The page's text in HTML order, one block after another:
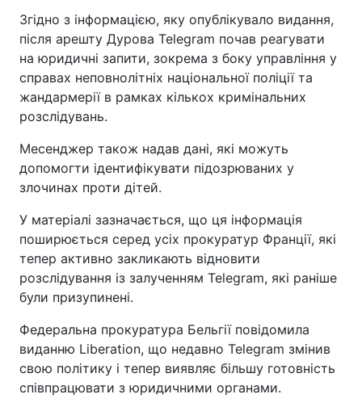
Згідно з інформацією, яку опублікувало видання,
після арешту Дурова Telegram почав реагувати
на юридичні запити, зокрема з боку управління у
справах неповнолітніх національної поліції та
жандармерії в рамках кількох кримінальних
розслідувань.
Месенджер також надав дані, які можуть
допомогти ідентифікувати підозрюваних у
злочинах проти дітей.
У матеріалі зазначається, що ця інформація
поширюється серед усіх прокуратур Франції, які
тепер активно закликають відновити
розслідування із залученням Telegram, які раніше
були призупинені.
Федеральна прокуратура Бельгії повідомила
виданню Liberation, що недавно Telegram змінив
свою політику і тепер виявляє більшу готовність
співпрацювати з юридичними органами.